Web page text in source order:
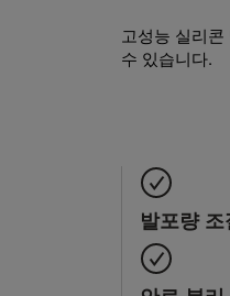
고성능 실리
수 있습니다.
발포량 조